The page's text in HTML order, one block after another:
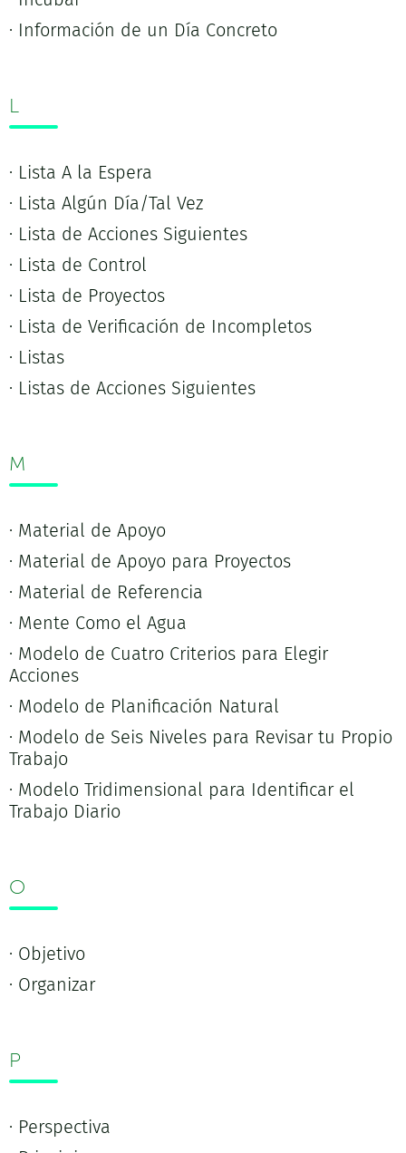
· Información de un Día Concreto
L
· Lista A la Espera
· Lista Algún Día/Tal Vez
· Lista de Acciones Siguientes
· Lista de Control
· Lista de Proyectos
· Lista de Verificación de Incompletos
· Listas
· Listas de Acciones Siguientes
M
· Material de Apoyo
· Material de Apoyo para Proyectos
· Material de Referencia
· Mente Como el Agua
· Modelo de Cuatro Criterios para Elegir
Acciones
· Modelo de Planificación Natural
· Modelo de Seis Niveles para Revisar tu Propio
Trabajo
· Modelo Tridimensional para Identificar el
Trabajo Diario
O
· Objetivo
· Organizar
P
· Perspectiva